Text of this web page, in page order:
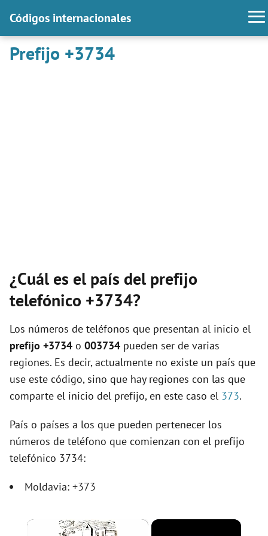
Códigos internacionales
Prefijo +3734
¿Cuál es el país del prefijo
telefónico +3734?
Los números de teléfonos que presentan al inicio el
prefijo +3734 o 003734 pueden ser de varias
regiones. Es decir, actualmente no existe un país que
use este código, sino que hay regiones con las que
comparte el inicio del prefijo, en este caso el 373.
País o países a los que pueden pertenecer los
números de teléfono que comienzan con el prefijo
telefónico 3734:
Moldavia: +373
×